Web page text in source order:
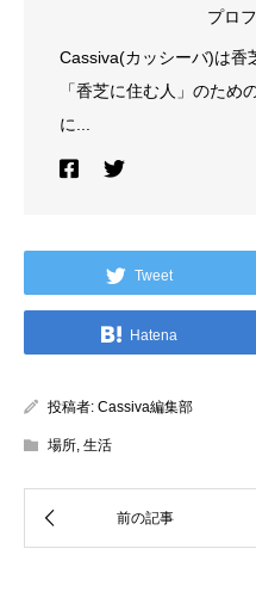
プロ
Cassiva(カッシーバ)は香
「香芝に住む人」のため
に...
Tweet
Hatena
投稿者: Cassiva編集部
場所 生活